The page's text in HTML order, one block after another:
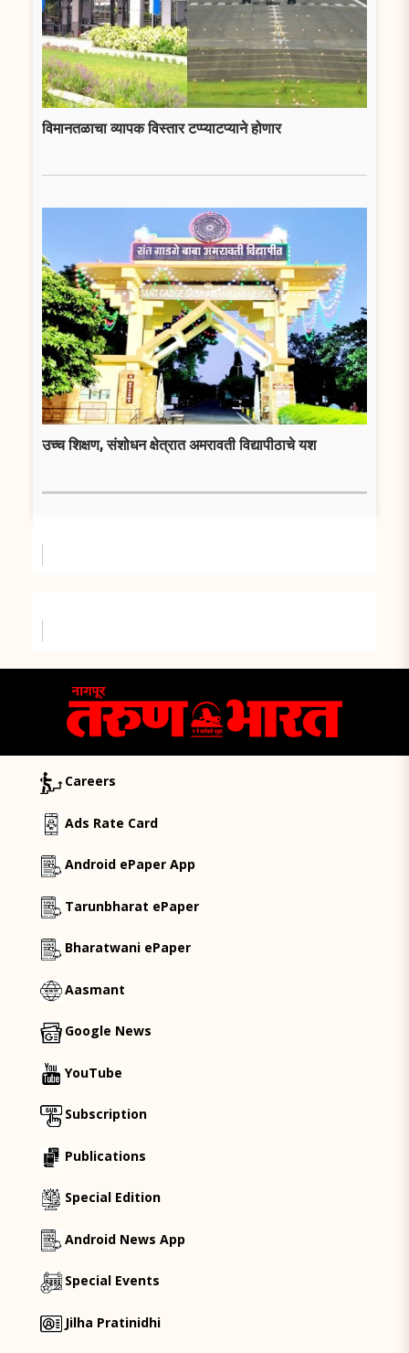
विमानतळाचा व्यापक विस्तार टप्प्याटप्याने होणार
उच्च शिक्षण, संशोधन क्षेत्रात अमरावती विद्यापीठाचे यश
Careers
Ads Rate Card
Android ePaper App
Tarunbharat ePaper
Bharatwani ePaper
Aasmant
Google News
YouTube
Subscription
Publications
Special Edition
Android News App
Special Events
Jilha Pratinidhi